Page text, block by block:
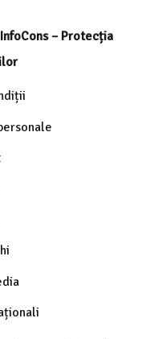
– Protecția